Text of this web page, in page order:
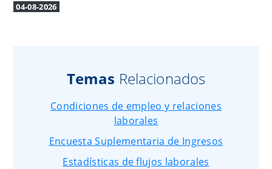
04-08-2026
Temas Relacionados
Condiciones de empleo y relaciones
laborales
Encuesta Suplementaria de Ingresos
Estadísticas de flujos laborales